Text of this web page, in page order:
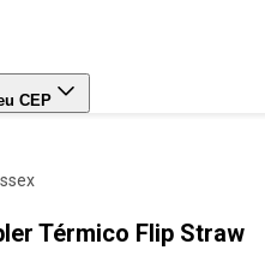
CEP
Térmico Flip Straw